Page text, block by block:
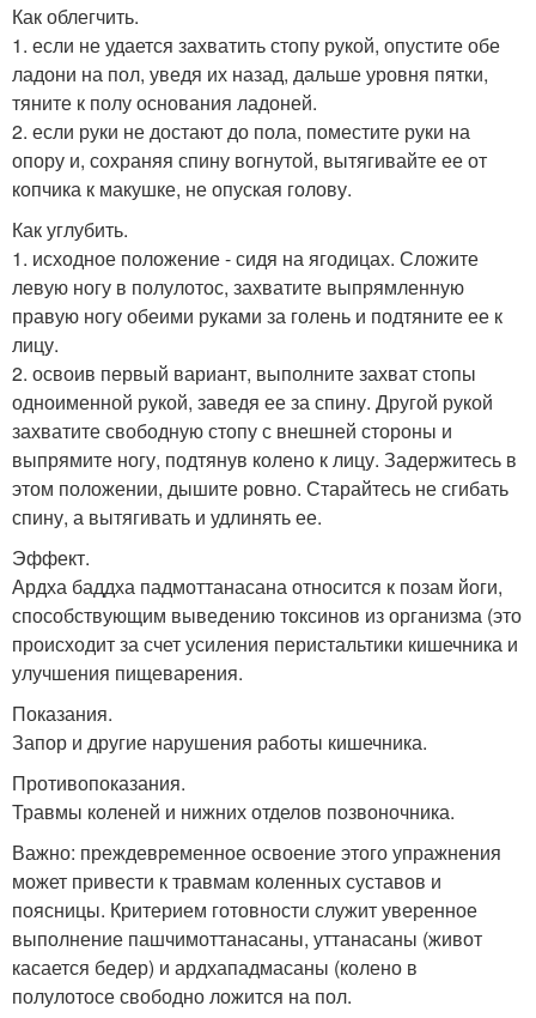
Как облегчить.
1. если не удается захватить стопу рукой, опустите обе
ладони на пол, уведя их назад, дальше уровня пятки,
тяните к полу основания ладоней.
2. если руки не достают до пола, поместите руки на
опору и, сохраняя спину вогнутой, вытягивайте ее от
копчика к макушке, не опуская голову.
Как углубить.
1. исходное положение - сидя на ягодицах. Сложите
левую ногу в полулотос, захватите выпрямленную
правую ногу обеими руками за голень и подтяните ее к
лицу.
2. освоив первый вариант, выполните захват стопы
одноименной рукой, заведя ее за спину. Другой рукой
захватите свободную стопу с внешней стороны и
выпрямите ногу, подтянув колено к лицу. Задержитесь в
этом положении, дышите ровно. Старайтесь не сгибать
спину, а вытягивать и удлинять ее.
Эффект.
Ардха баддха падмоттанасана относится к позам йоги,
способствующим выведению токсинов из организма (это
происходит за счет усиления перистальтики кишечника и
улучшения пищеварения.
Показания.
Запор и другие нарушения работы кишечника.
Противопоказания.
Травмы коленей и нижних отделов позвоночника.
Важно: преждевременное освоение этого упражнения
может привести к травмам коленных суставов и
поясницы. Критерием готовности служит уверенное
выполнение пашчимоттанасаны, уттанасаны (живот
касается бедер) и ардхападмасаны (колено в
полулотосе свободно ложится на пол.